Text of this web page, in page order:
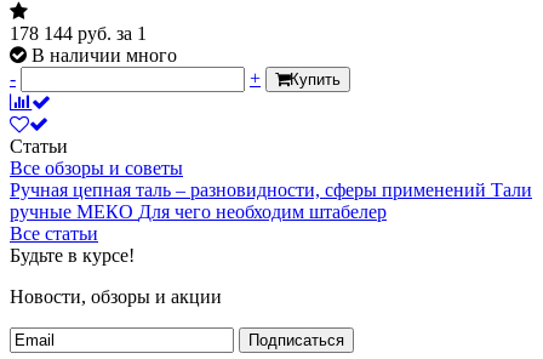
178 144 руб. за 1
В наличии много
-
+ Купить
Статьи
Все обзоры и советы
Ручная цепная таль – разновидности, сферы применений Тали
ручные МЕКО Для чего необходим штабелер
Все статьи
Будьте в курсе!
Новости, обзоры и акции
Подписаться